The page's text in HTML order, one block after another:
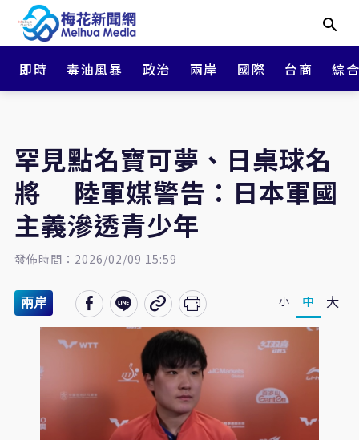
即時 毒油風暴 政治 兩岸 國際 台商 綜
罕見點名寶可夢、日桌球名
將 陸軍媒警告：日本軍國
主義滲透青少年
發佈時間：2026/02/09 15:59
兩岸 小 中 大